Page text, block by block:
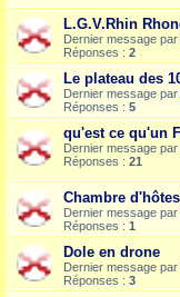
L.G.V.Rhin
Dernier message par
Réponses : 2
Le plateau des
Dernier message par
Réponses : 5
qu'est ce qu'un
Dernier message par
Réponses : 21
Chambre
Dernier message par
Réponses : 1
Dole en drone
Dernier message par
Réponses : 3